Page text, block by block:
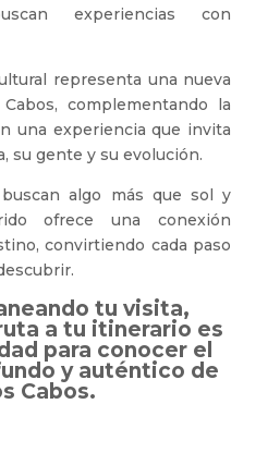
experiencias con
representa una nueva
, complementando la
una experiencia que invita
su gente y su evolución.
algo más que sol y
ofrece una conexión
convirtiendo cada paso
tu visita,
a tu itinerario es
para conocer el
y auténtico de
Cabos.